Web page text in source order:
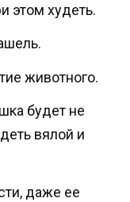
этом худеть.
животного.
будет не
вялой и
даже ее